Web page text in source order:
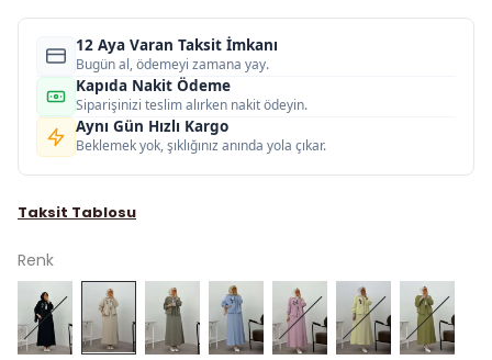
12 Aya Varan Taksit İmkanı
Bugün al, ödemeyi zamana yay.
Kapıda Nakit Ödeme
Siparişinizi teslim alırken nakit ödeyin.
Aynı Gün Hızlı Kargo
Beklemek yok, şıklığınız anında yola çıkar.
Taksit Tablosu
Renk